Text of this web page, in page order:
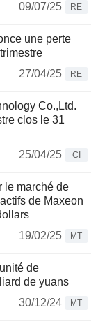
09/07/25
RE
une perte
27/04/25
RE
Co.,Ltd.
clos le 31
25/04/25
CI
le marché de
de Maxeon
19/02/25
MT
de
de yuans
30/12/24
MT